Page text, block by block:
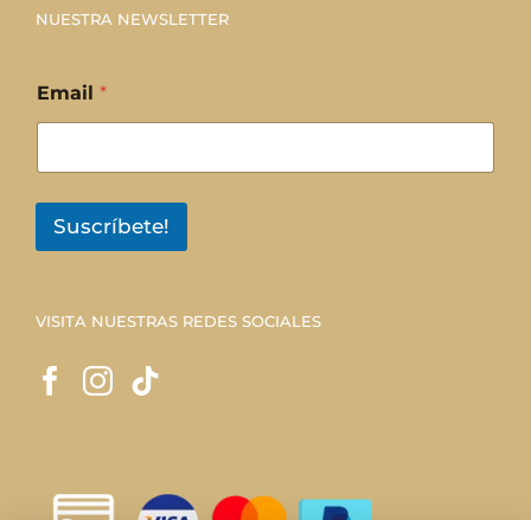
NUESTRA NEWSLETTER
Email *
Suscríbete!
VISITA NUESTRAS REDES SOCIALES